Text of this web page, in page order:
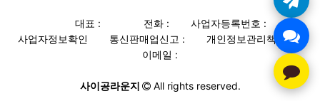
대표 : 전화 :
사업자등록번호 :
사업자정보확인
통신판매업신고 :
개인정보관리책임자 :
이메일 :
사이공라운지 All rights reserved.